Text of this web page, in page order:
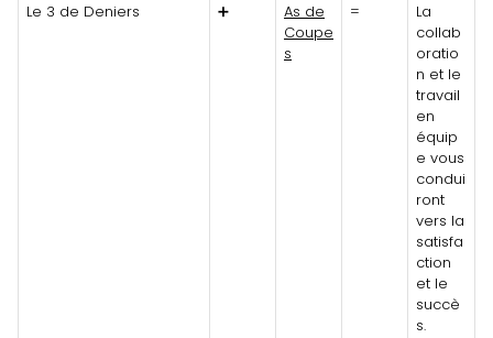
Le 3 de Deniers ➕
As de
Coupe
s
=
La
collab
oratio
n et le
travail
en
équip
e vous
condui
ront
vers la
satisfa
ction
et le
succè
s.